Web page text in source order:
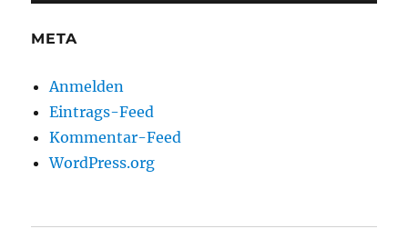
META
Anmelden
Eintrags-Feed
Kommentar-Feed
WordPress.org